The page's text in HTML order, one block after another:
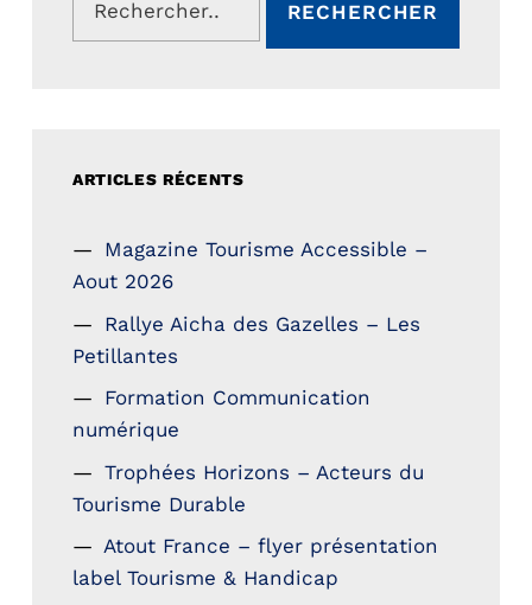
ARTICLES RÉCENTS
Magazine Tourisme Accessible –
Aout 2026
Rallye Aicha des Gazelles – Les
Petillantes
Formation Communication
numérique
Trophées Horizons – Acteurs du
Tourisme Durable
Atout France – flyer présentation
label Tourisme & Handicap